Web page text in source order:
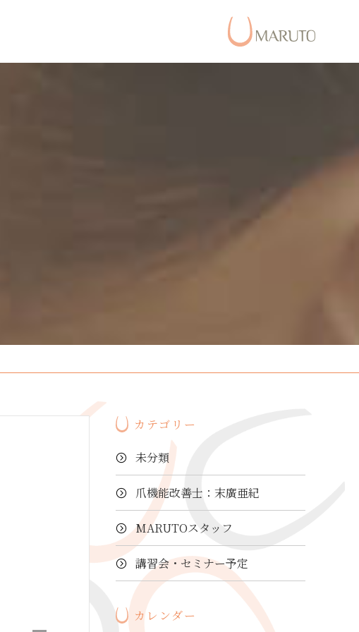
カテゴリー
未分類
爪機能改善士：末廣亜紀
MARUTOスタッフ
講習会・セミナー予定
カレンダー